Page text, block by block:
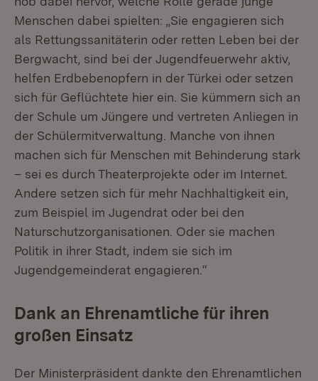
Menschen dabei spielten: „Sie engagieren sich
als Rettungssanitäterin oder retten Leben bei der
Bergwacht, sind bei der Jugendfeuerwehr aktiv,
helfen Erdbebenopfern in der Türkei oder setzen
sich für Geflüchtete hier ein. Sie kümmern sich an
der Schule um Jüngere und vertreten Anliegen in
der Schülermitverwaltung. Manche von ihnen
machen sich für Menschen mit Behinderung stark
– sei es durch Theaterprojekte oder im Internet.
Andere setzen sich für mehr Nachhaltigkeit ein,
zum Beispiel im Jugendrat oder bei den
Naturschutzorganisationen. Oder sie machen
Politik in ihrer Stadt, indem sie sich im
Jugendgemeinderat engagieren.“
Dank an Ehrenamtliche für ihren
großen Einsatz
Der Ministerpräsident dankte den Ehrenamtlichen